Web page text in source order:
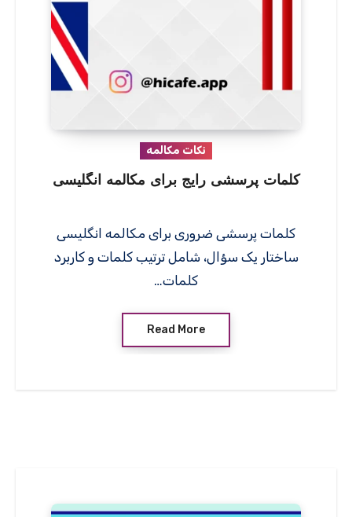
نکات مکالمه
کلمات پرسشی رایج برای مکالمه انگلیسی
کلمات پرسشی ضروری برای مکالمه انگلیسی
ساختار یک سؤال، شامل ترتیب کلمات و کاربرد
کلمات…
Read More